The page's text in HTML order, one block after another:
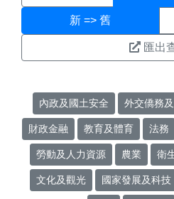
新 => 舊
匯出
內政及國土安全 外交僑務
財政金融 教育及體育 法務
勞動及人力資源 農業 衛
文化及觀光 國家發展及科技